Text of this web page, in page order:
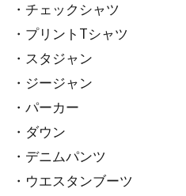
・チェックシャツ
・プリントTシャツ
・スタジャン
・ジージャン
・パーカー
・ダウン
・デニムパンツ
・ウエスタンブーツ